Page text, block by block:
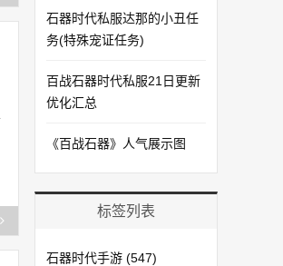
石器时代私服达那的小丑任
务(特殊宠证任务)
百战石器时代私服21日更新
优化汇总
《百战石器》人气展示图
标签列表
石器时代手游 (547)